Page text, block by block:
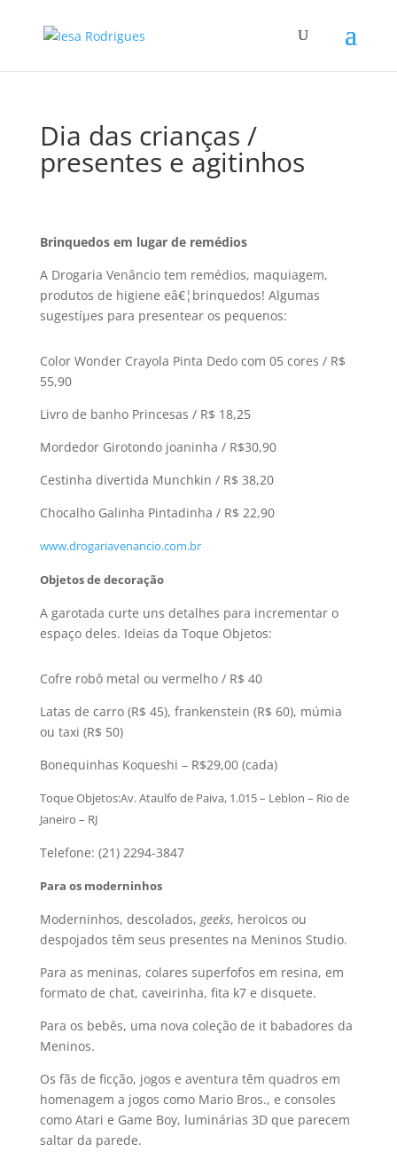
Dia das crianças /
presentes e agitinhos
Brinquedos em lugar de remédios
A Drogaria Venâncio tem remédios, maquiagem,
produtos de higiene eâ€¦brinquedos! Algumas
sugestíµes para presentear os pequenos:
Color Wonder Crayola Pinta Dedo com 05 cores / R$
55,90
Livro de banho Princesas / R$ 18,25
Mordedor Girotondo joaninha / R$30,90
Cestinha divertida Munchkin / R$ 38,20
Chocalho Galinha Pintadinha / R$ 22,90
www.drogariavenancio.com.br
Objetos de decoração
A garotada curte uns detalhes para incrementar o
espaço deles. Ideias da Toque Objetos:
Cofre robô metal ou vermelho / R$ 40
Latas de carro (R$ 45), frankenstein (R$ 60), múmia
ou taxi (R$ 50)
Bonequinhas Koqueshi – R$29,00 (cada)
Toque Objetos:Av. Ataulfo de Paiva, 1.015 – Leblon – Rio de
Janeiro – RJ
Telefone: (21) 2294-3847
Para os moderninhos
Moderninhos, descolados, geeks, heroicos ou
despojados têm seus presentes na Meninos Studio.
Para as meninas, colares superfofos em resina, em
formato de chat, caveirinha, fita k7 e disquete.
Para os bebês, uma nova coleção de it babadores da
Meninos.
Os fãs de ficção, jogos e aventura têm quadros em
homenagem a jogos como Mario Bros., e consoles
como Atari e Game Boy, luminárias 3D que parecem
saltar da parede.